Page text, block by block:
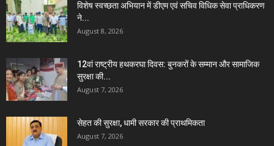
विशेष स्वच्छता अभियान में डीएम एवं सचिव विधिक सेवा प्राधिकरण
ने...
August 8, 2026
12वां राष्ट्रीय हथकरघा दिवस: बुनकरों के सम्मान और सामाजिक
सुरक्षा की...
August 7, 2026
सेहत की सुरक्षा, धामी सरकार की प्राथमिकता
August 7, 2026